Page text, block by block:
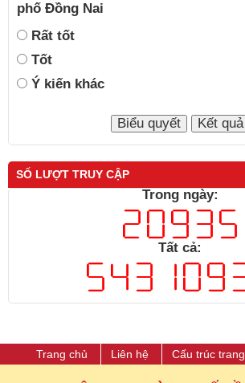
phố Đồng Nai
Rất tốt
Tốt
Ý kiến khác
SỐ LƯỢT TRUY CẬP
Trong ngày:
Tất cả:
Trang chủ Liên hệ Cấu trúc trang